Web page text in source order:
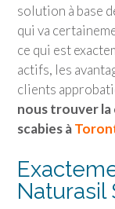
solution à base
qui va
ce qui est
actifs, les
clients
nous trouver la
scabies à
Naturasil